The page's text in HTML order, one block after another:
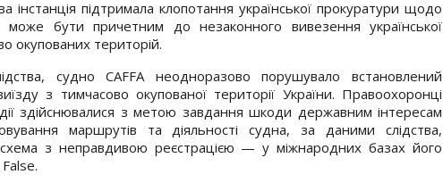
інстанція підтримала клопотання української прокуратури щодо
бути причетним до незаконного вивезення української
окупованих територій.
судно CAFFA неодноразово порушувало встановлений
з тимчасово окупованої території України. Правоохоронці
здійснювалися з метою завдання шкоди державним інтересам
маршрутів та діяльності судна, за даними слідства,
схема з неправдивою реєстрацією — у міжнародних базах його